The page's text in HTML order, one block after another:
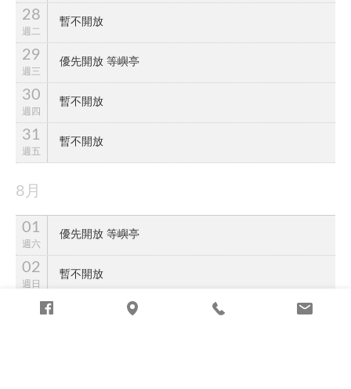
28
週 二
暫不開放
29
週 三
優先開放 等嶼亭
30
週 四
暫不開放
31
週 五
暫不開放
8月
01
週 六
優先開放 等嶼亭
02
週 日
暫不開放
03